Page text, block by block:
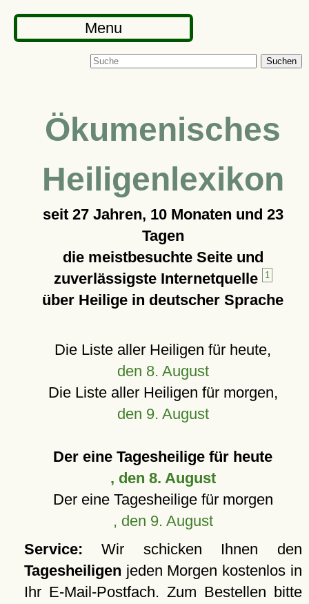
Menu
Suchen
Ökumenisches
Heiligenlexikon
seit 27 Jahren, 10 Monaten und 23
Tagen
die meistbesuchte Seite und
zuverlässigste Internetquelle
1
über Heilige in deutscher Sprache
Die Liste aller Heiligen für heute,
den 8. August
Die Liste aller Heiligen für morgen,
den 9. August
Der eine Tagesheilige für heute
, den 8. August
Der eine Tagesheilige für morgen
, den 9. August
Service: Wir schicken Ihnen den
Tagesheiligen jeden Morgen kostenlos in
Ihr E-Mail-Postfach. Zum Bestellen bitte